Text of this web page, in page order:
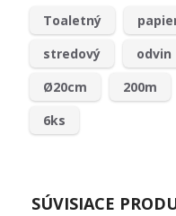
Toaletný
stredový
odvin
Ø20cm
200m
6ks
SÚVISIACE